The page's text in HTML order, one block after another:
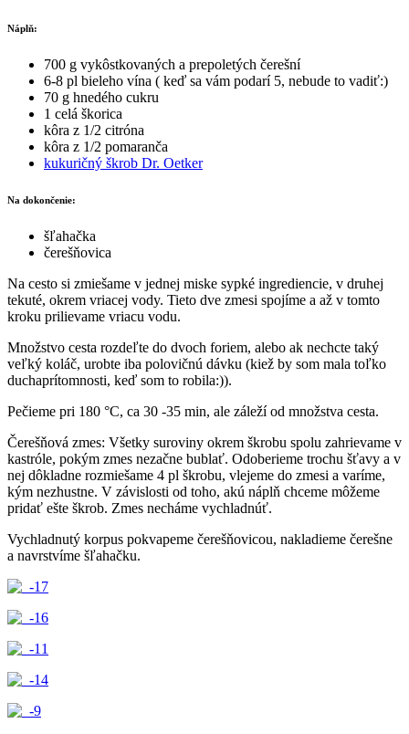
Náplň:
700 g vykôstkovaných a prepoletých čerešní
6-8 pl bieleho vína ( keď sa vám podarí 5, nebude to vadiť:)
70 g hnedého cukru
1 celá škorica
kôra z 1/2 citróna
kôra z 1/2 pomaranča
kukuričný škrob Dr. Oetker
Na dokončenie:
šľahačka
čerešňovica
Na cesto si zmiešame v jednej miske sypké ingrediencie, v druhej
tekuté, okrem vriacej vody. Tieto dve zmesi spojíme a až v tomto
kroku prilievame vriacu vodu.
Množstvo cesta rozdeľte do dvoch foriem, alebo ak nechcte taký
veľký koláč, urobte iba polovičnú dávku (kiež by som mala toľko
duchaprítomnosti, keď som to robila:)).
Pečieme pri 180 °C, ca 30 -35 min, ale záleží od množstva cesta.
Čerešňová zmes: Všetky suroviny okrem škrobu spolu zahrievame v
kastróle, pokým zmes nezačne bublať. Odoberieme trochu šťavy a v
nej dôkladne rozmiešame 4 pl škrobu, vlejeme do zmesi a varíme,
kým nezhustne. V závislosti od toho, akú náplň chceme môžeme
pridať ešte škrob. Zmes necháme vychladnúť.
Vychladnutý korpus pokvapeme čerešňovicou, nakladieme čerešne
a navrstvíme šľahačku.